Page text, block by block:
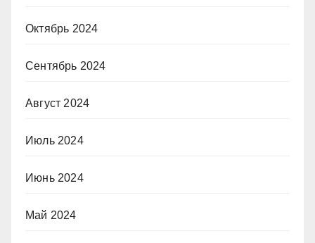
Октябрь 2024
Сентябрь 2024
Август 2024
Июль 2024
Июнь 2024
Май 2024